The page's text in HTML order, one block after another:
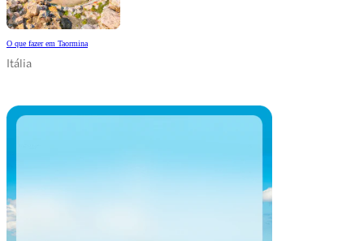
O que fazer em Taormina
Itália